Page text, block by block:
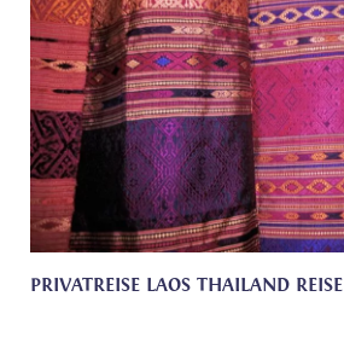
PRIVATREISE LAOS THAILAND REISE